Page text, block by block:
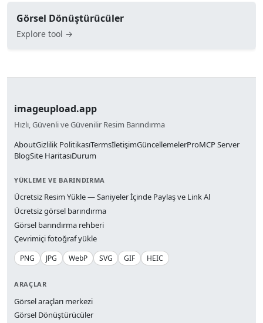
Görsel Dönüştürücüler
Explore tool →
imageupload.app
Hızlı, Güvenli ve Güvenilir Resim Barındırma
AboutGizlilik PolitikasıTermsİletişimGüncellemelerProMCP Server
BlogSite HaritasıDurum
YÜKLEME VE BARINDIRMA
Ücretsiz Resim Yükle — Saniyeler İçinde Paylaş ve Link Al
Ücretsiz görsel barındırma
Görsel barındırma rehberi
Çevrimiçi fotoğraf yükle
PNG JPG WebP SVG GIF HEIC
ARAÇLAR
Görsel araçları merkezi
Görsel Dönüştürücüler